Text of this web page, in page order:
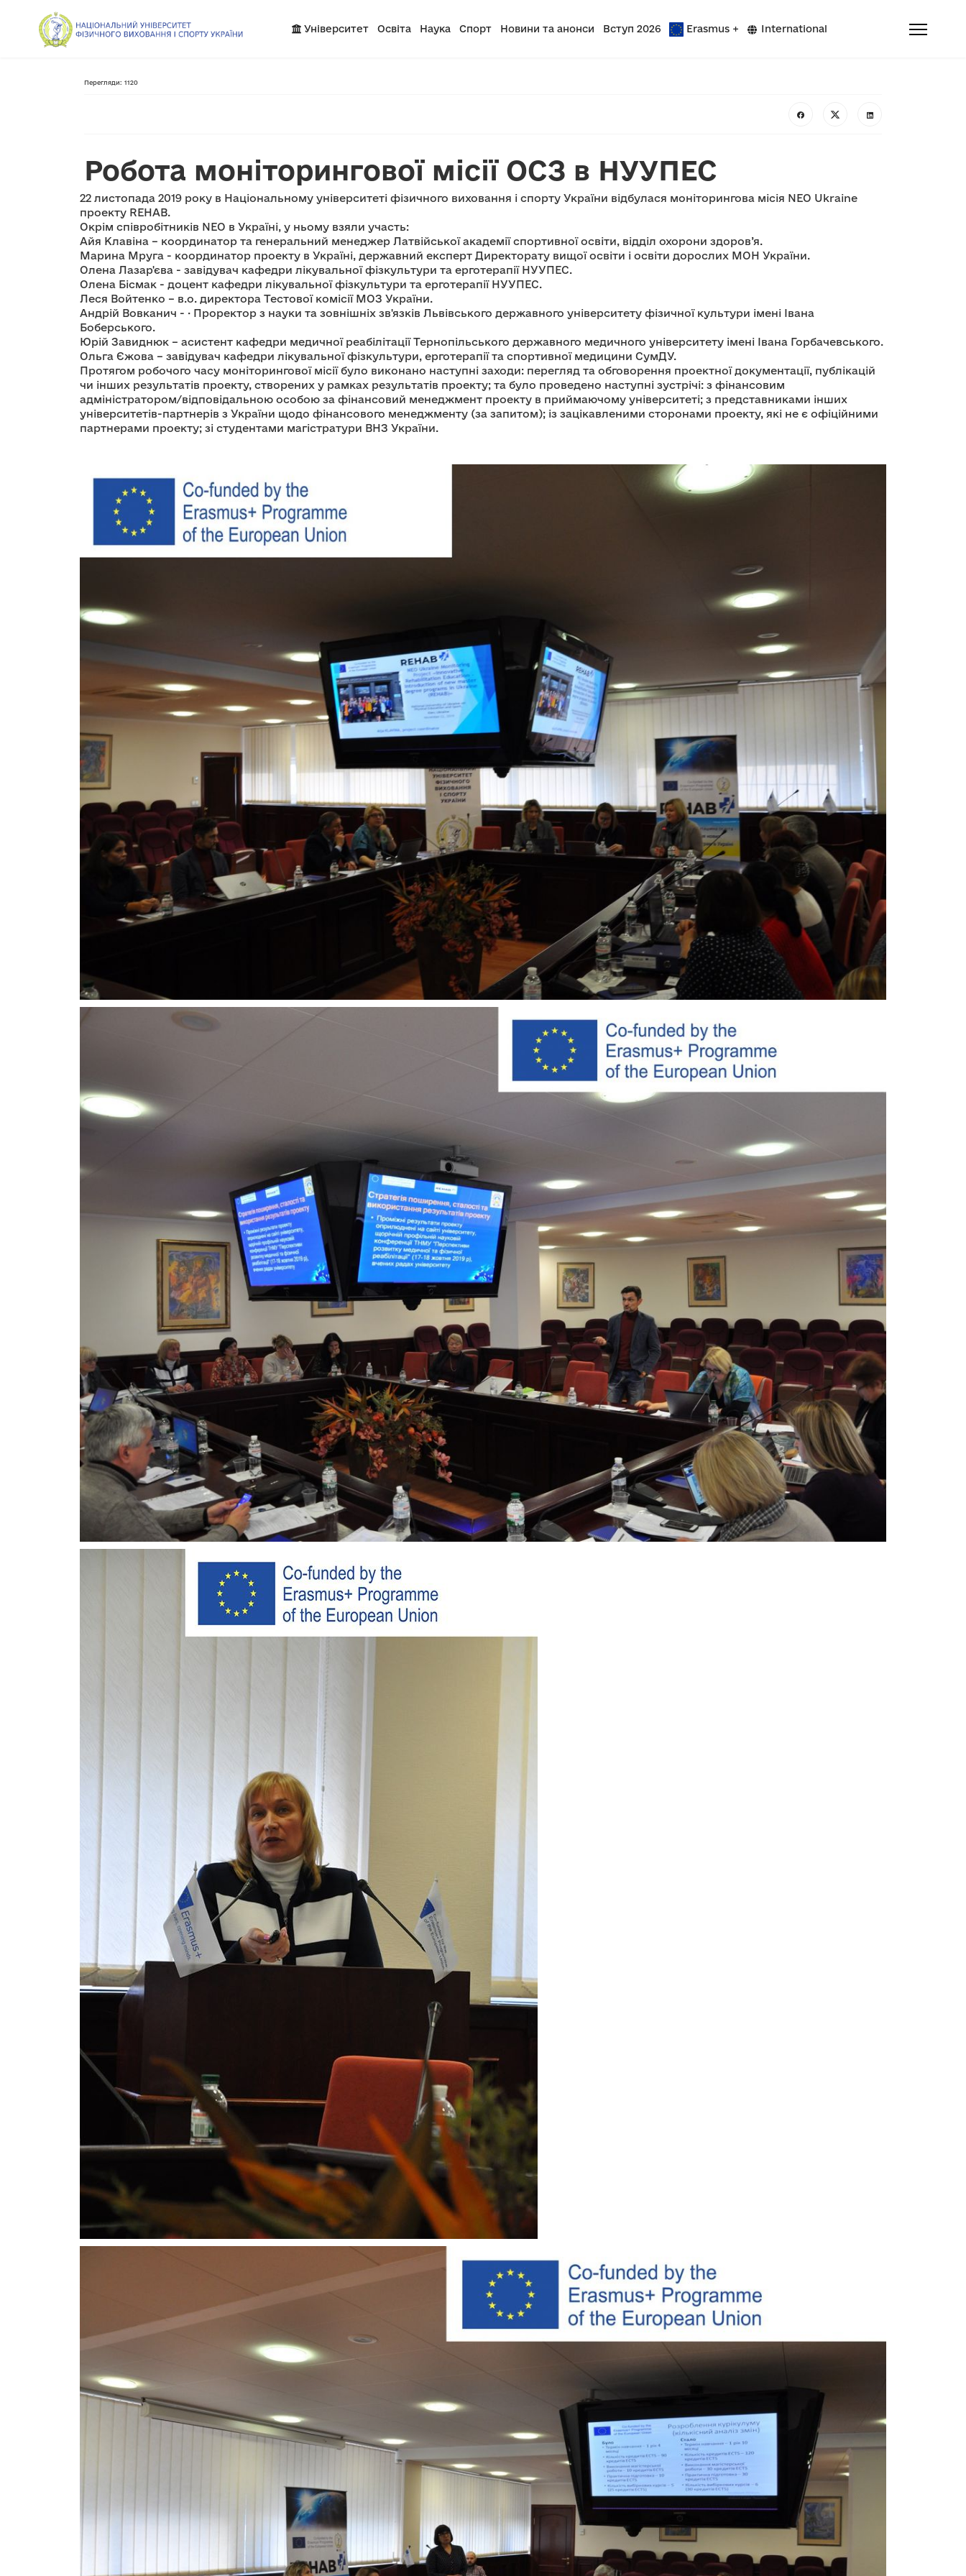
Університет Освіта Наука Спорт Новини та анонси Вступ 2026 Erasmus + International
Перегляди: 1120
Робота моніторингової місії ОСЗ в НУУПЕС
22 листопада 2019 року в Національному університеті фізичного виховання і спорту України відбулася моніторингова місія NEO Ukraine
проекту REHAB.
Окрім співробітників NEO в Україні, у ньому взяли участь:
Айя Клавіна – координатор та генеральний менеджер Латвійської академії спортивної освіти, відділ охорони здоров’я.
Марина Мруга - координатор проекту в Україні, державний експерт Директорату вищої освіти і освіти дорослих МОН України.
Олена Лазар'єва - завідувач кафедри лікувальної фізкультури та ерготерапії НУУПЕС.
Олена Бісмак - доцент кафедри лікувальної фізкультури та ерготерапії НУУПЕС.
Леся Войтенко – в.о. директора Тестової комісії МОЗ України.
Андрій Вовканич - · Проректор з науки та зовнішніх зв'язків Львівського державного університету фізичної культури імені Івана
Боберського.
Юрій Завиднюк – асистент кафедри медичної реабілітації Тернопільського державного медичного університету імені Івана Горбачевського.
Ольга Єжова – завідувач кафедри лікувальної фізкультури, ерготерапії та спортивної медицини СумДУ.
Протягом робочого часу моніторингової місії було виконано наступні заходи: перегляд та обговорення проектної документації, публікацій
чи інших результатів проекту, створених у рамках результатів проекту; та було проведено наступні зустрічі: з фінансовим
адміністратором/відповідальною особою за фінансовий менеджмент проекту в приймаючому університеті; з представниками інших
університетів-партнерів з України щодо фінансового менеджменту (за запитом); із зацікавленими сторонами проекту, які не є офіційними
партнерами проекту; зі студентами магістратури ВНЗ України.